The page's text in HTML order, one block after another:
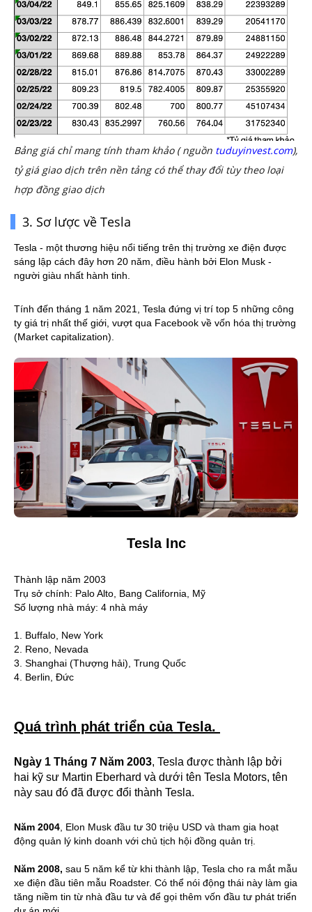
Bảng giá chỉ mang tính tham khảo ( nguồn tuduyinvest.com),
tỷ giá giao dịch trên nền tảng có thể thay đổi tùy theo loại
hợp đồng giao dịch
3. Sơ lược về Tesla
Tesla - một thương hiệu nổi tiếng trên thị trường xe điện được
sáng lập cách đây hơn 20 năm, điều hành bởi Elon Musk -
người giàu nhất hành tinh.
Tính đến tháng 1 năm 2021, Tesla đứng vị trí top 5 những công
ty giá trị nhất thế giới, vượt qua Facebook về vốn hóa thị trường
(Market capitalization).
Tesla Inc
Thành lập năm 2003
Trụ sở chính: Palo Alto, Bang California, Mỹ
Số lượng nhà máy: 4 nhà máy
1. Buffalo, New York
2. Reno, Nevada
3. Shanghai (Thượng hải), Trung Quốc
4. Berlin, Đức
Quá trình phát triển của Tesla.
Ngày 1 Tháng 7 Năm 2003, Tesla được thành lập bởi
hai kỹ sư Martin Eberhard và dưới tên Tesla Motors, tên
này sau đó đã được đổi thành Tesla.
Năm 2004, Elon Musk đầu tư 30 triệu USD và tham gia hoạt
động quản lý kinh doanh với chủ tịch hội đồng quản trị.
Năm 2008, sau 5 năm kể từ khi thành lập, Tesla cho ra mắt mẫu
xe điện đầu tiên mẫu Roadster. Có thể nói động thái này làm gia
tăng niềm tin từ nhà đầu tư và để gọi thêm vốn đầu tư phát triển